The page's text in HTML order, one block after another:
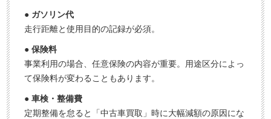
● ガソリン代
走行距離と使用目的の記録が必須。
● 保険料
事業利用の場合、任意保険の内容が重要。用途区分によっ
て保険料が変わることもあります。
● 車検・整備費
定期整備を怠ると「中古車買取」時に大幅減額の原因にな